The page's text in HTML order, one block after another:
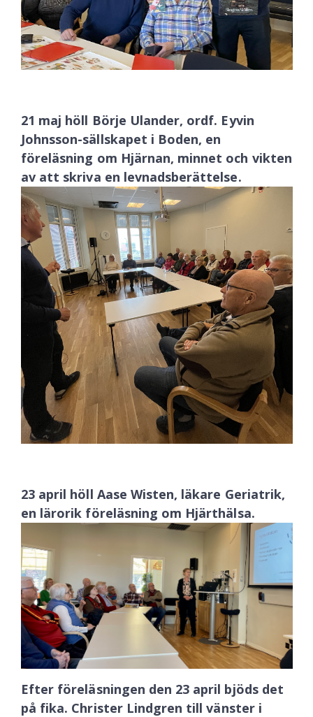
21 maj höll Börje Ulander, ordf. Eyvin
Johnsson-sällskapet i Boden, en
föreläsning om Hjärnan, minnet och vikten
av att skriva en levnadsberättelse.
23 april höll Aase Wisten, läkare Geriatrik,
en lärorik föreläsning om Hjärthälsa.
Efter föreläsningen den 23 april bjöds det
på fika. Christer Lindgren till vänster i